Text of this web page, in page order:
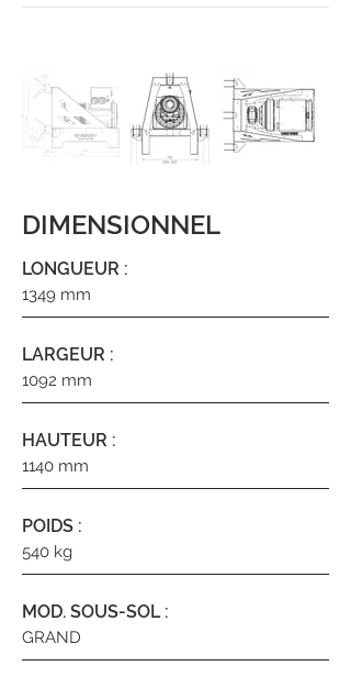
DIMENSIONNEL
LONGUEUR :
1349 mm
LARGEUR :
1092 mm
HAUTEUR :
1140 mm
POIDS :
540 kg
MOD. SOUS-SOL :
GRAND